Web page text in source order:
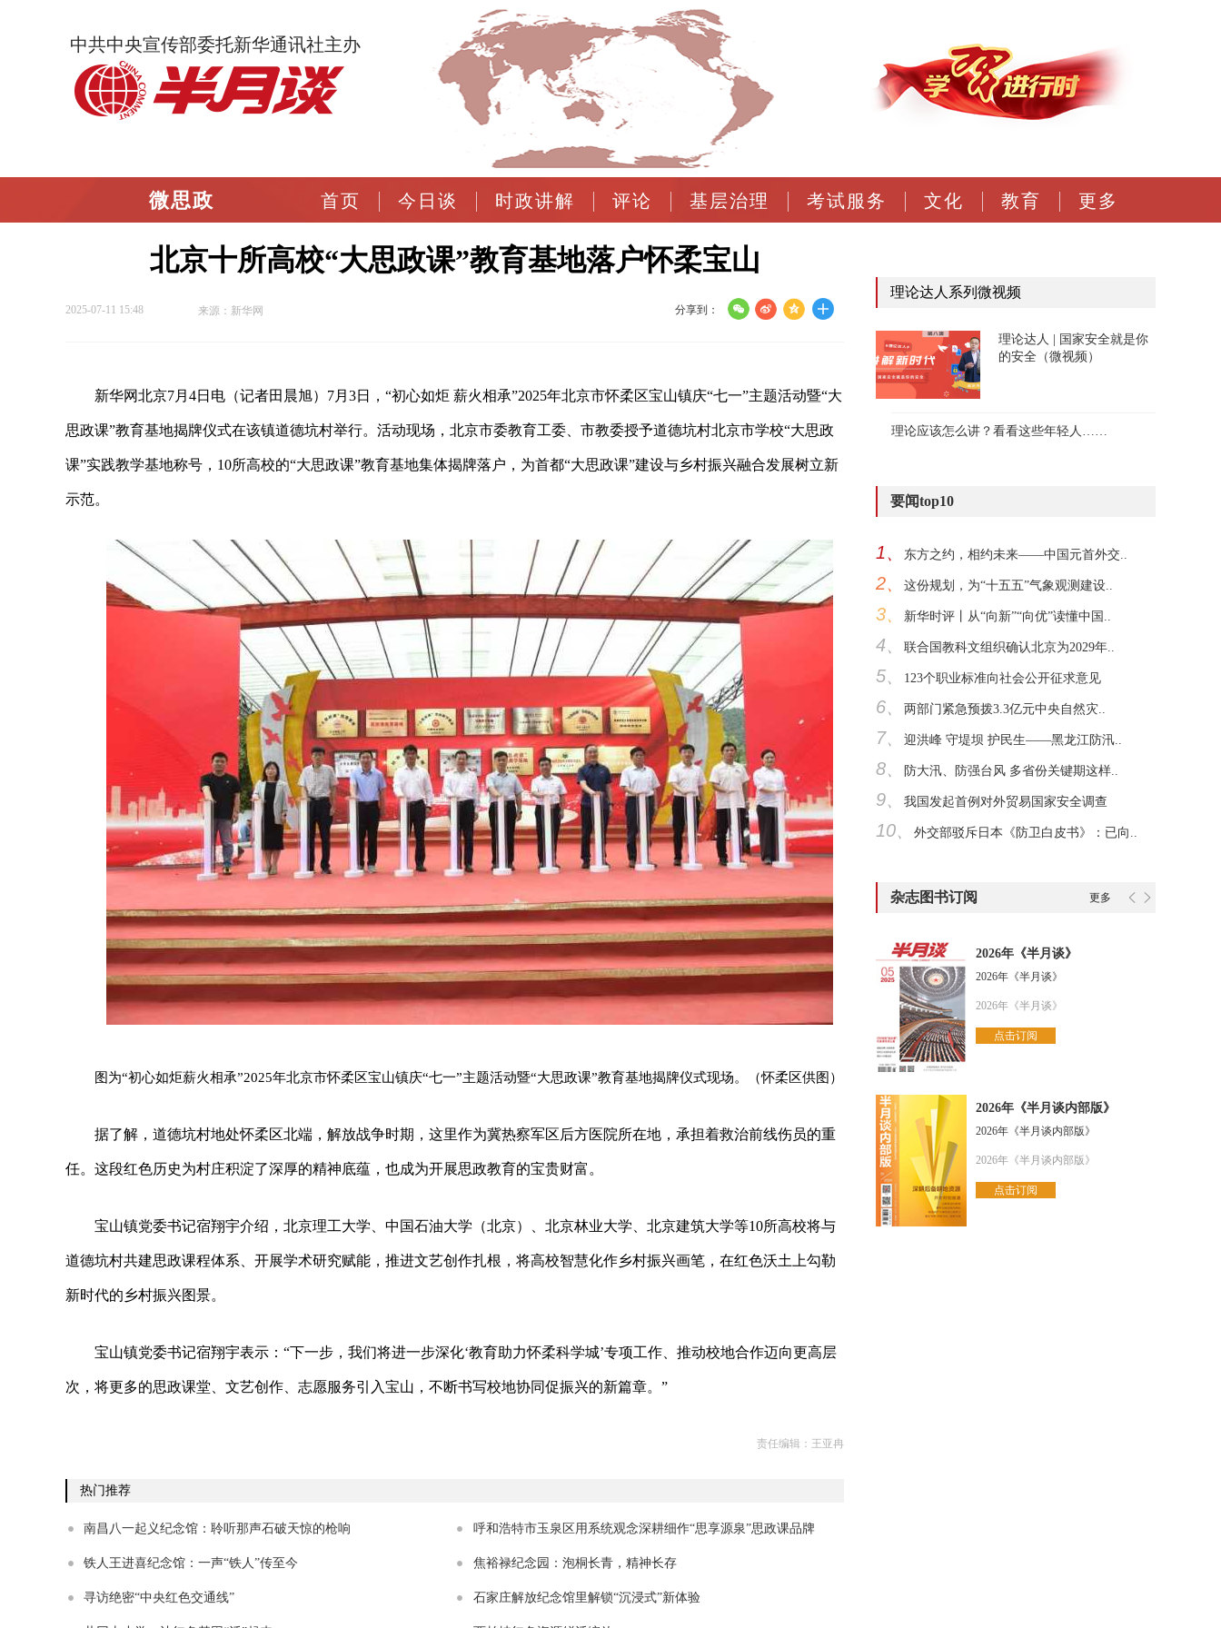
中共中央宣传部委托新华通讯社主办
微思政 首页 今日谈 时政讲解 评论 基层治理 考试服务 文化 教育 更多
北京十所高校“大思政课”教育基地落户怀柔宝山
2025-07-11 15:48 来源：新华网 分享到：
新华网北京7月4日电（记者田晨旭）7月3日，“初心如炬 薪火相承”2025年北京市怀柔区宝山镇庆“七一”主题活动暨“大
思政课”教育基地揭牌仪式在该镇道德坑村举行。活动现场，北京市委教育工委、市教委授予道德坑村北京市学校“大思政
课”实践教学基地称号，10所高校的“大思政课”教育基地集体揭牌落户，为首都“大思政课”建设与乡村振兴融合发展树立新
示范。
图为“初心如炬薪火相承”2025年北京市怀柔区宝山镇庆“七一”主题活动暨“大思政课”教育基地揭牌仪式现场。（怀柔区供图）
据了解，道德坑村地处怀柔区北端，解放战争时期，这里作为冀热察军区后方医院所在地，承担着救治前线伤员的重
任。这段红色历史为村庄积淀了深厚的精神底蕴，也成为开展思政教育的宝贵财富。
宝山镇党委书记宿翔宇介绍，北京理工大学、中国石油大学（北京）、北京林业大学、北京建筑大学等10所高校将与
道德坑村共建思政课程体系、开展学术研究赋能，推进文艺创作扎根，将高校智慧化作乡村振兴画笔，在红色沃土上勾勒
新时代的乡村振兴图景。
宝山镇党委书记宿翔宇表示：“下一步，我们将进一步深化‘教育助力怀柔科学城’专项工作、推动校地合作迈向更高层
次，将更多的思政课堂、文艺创作、志愿服务引入宝山，不断书写校地协同促振兴的新篇章。”
责任编辑：王亚冉
热门推荐
南昌八一起义纪念馆：聆听那声石破天惊的枪响 呼和浩特市玉泉区用系统观念深耕细作“思享源泉”思政课品牌
铁人王进喜纪念馆：一声“铁人”传至今 焦裕禄纪念园：泡桐长青，精神长存
寻访绝密“中央红色交通线” 石家庄解放纪念馆里解锁“沉浸式”新体验
理论达人系列微视频
理论达人 | 国家安全就是你
的安全（微视频）
理论应该怎么讲？看看这些年轻人……
要闻top10
1、 东方之约，相约未来——中国元首外交..
2、 这份规划，为“十五五”气象观测建设..
3、 新华时评丨从“向新”“向优”读懂中国..
4、 联合国教科文组织确认北京为2029年..
5、 123个职业标准向社会公开征求意见
6、 两部门紧急预拨3.3亿元中央自然灾..
7、 迎洪峰 守堤坝 护民生——黑龙江防汛..
8、 防大汛、防强台风 多省份关键期这样..
9、 我国发起首例对外贸易国家安全调查
10、 外交部驳斥日本《防卫白皮书》：已向..
杂志图书订阅 更多
2026年《半月谈》
2026年《半月谈》
2026年《半月谈》
点击订阅
2026年《半月谈内部版》
2026年《半月谈内部版》
2026年《半月谈内部版》
点击订阅